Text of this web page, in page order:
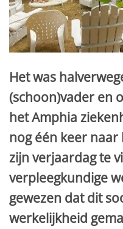
Het was
(schoon)vader en
het Amphia
nog één keer naar
zijn verjaardag te
verpleegkundige
gewezen dat dit
werkelijkheid